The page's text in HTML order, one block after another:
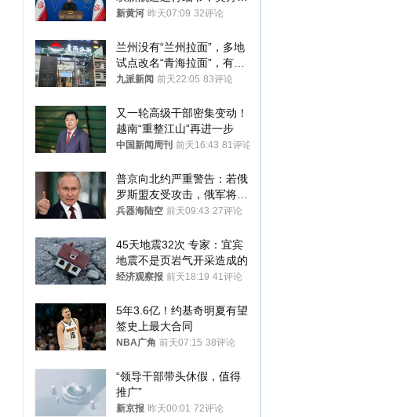
提“倒计时”
新黄河 昨天07:09 32评论
兰州没有“兰州拉面”，多地
试点改名“青海拉面”，有商
家改名已两年
九派新闻 前天22:05 83评论
又一轮高级干部密集变动！
越南“重整江山”再进一步
中国新闻周刊 前天16:43 81评论
普京向北约严重警告：若俄
罗斯盟友受攻击，俄军将动
用核武器保护
兵器海陆空 前天09:43 27评论
45天地震32次 专家：宜宾
地震不是页岩气开采造成的
经济观察报 前天18:19 41评论
5年3.6亿！约基奇明夏有望
签史上最大合同
NBA广角 前天07:15 38评论
“领导干部带头休假，值得
推广”
新京报 昨天00:01 72评论